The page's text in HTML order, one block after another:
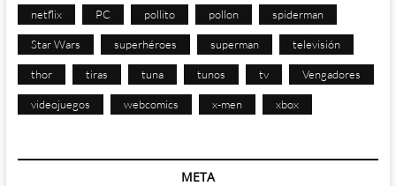
netflix PC pollito pollon spiderman
Star Wars superhéroes superman televisión
thor tiras tuna tunos tv Vengadores
videojuegos webcomics x-men xbox
META